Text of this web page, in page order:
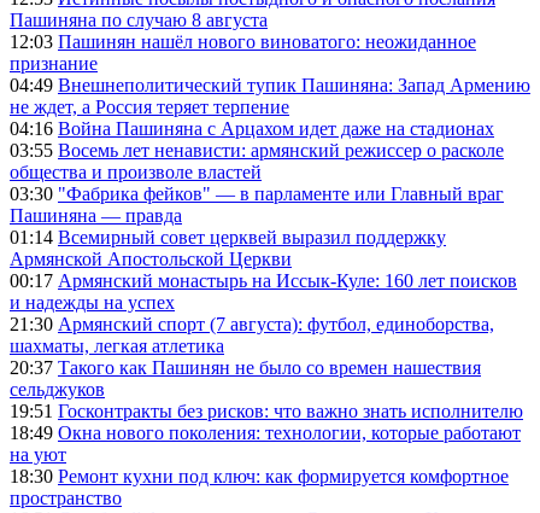
Пашиняна по случаю 8 августа
12:03 Пашинян нашёл нового виноватого: неожиданное
признание
04:49 Внешнеполитический тупик Пашиняна: Запад Армению
не ждет, а Россия теряет терпение
04:16 Война Пашиняна с Арцахом идет даже на стадионах
03:55 Восемь лет ненависти: армянский режиссер о расколе
общества и произволе властей
03:30 "Фабрика фейков" — в парламенте или Главный враг
Пашиняна — правда
01:14 Всемирный совет церквей выразил поддержку
Армянской Апостольской Церкви
00:17 Армянский монастырь на Иссык-Куле: 160 лет поисков
и надежды на успех
21:30 Армянский спорт (7 августа): футбол, единоборства,
шахматы, легкая атлетика
20:37 Такого как Пашинян не было со времен нашествия
сельджуков
19:51 Госконтракты без рисков: что важно знать исполнителю
18:49 Окна нового поколения: технологии, которые работают
на уют
18:30 Ремонт кухни под ключ: как формируется комфортное
пространство